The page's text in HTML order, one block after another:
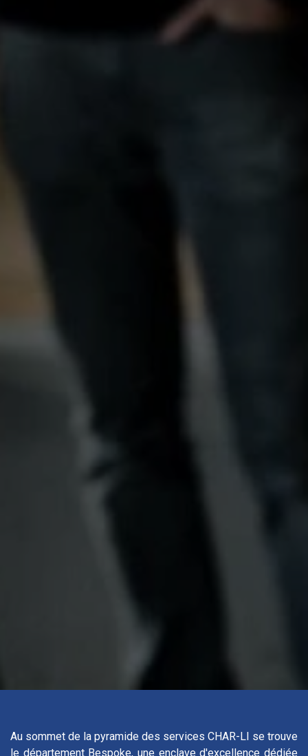
Au sommet de la pyramide des services CHAR-LI se trouve
le département Bespoke, une enclave d'excellence dédiée